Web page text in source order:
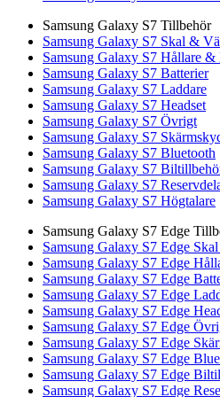
Samsung Galaxy S7 Tillbehör
Samsung Galaxy S7 Skal &
Samsung Galaxy S7 Hållare &
Samsung Galaxy S7 Batterier
Samsung Galaxy S7 Laddare
Samsung Galaxy S7 Headset
Samsung Galaxy S7 Övrigt
Samsung Galaxy S7
Samsung Galaxy S7 Bluetooth
Samsung Galaxy S7
Samsung Galaxy S7
Samsung Galaxy S7 Högtalare
Samsung Galaxy S7 Edge
Samsung Galaxy S7 Edge
Samsung Galaxy S7 Edge
Samsung Galaxy S7 Edge
Samsung Galaxy S7 Edge
Samsung Galaxy S7 Edge
Samsung Galaxy S7 Edge
Samsung Galaxy S7 Edge
Samsung Galaxy S7 Edge
Samsung Galaxy S7 Edge
Samsung Galaxy S7 Edge